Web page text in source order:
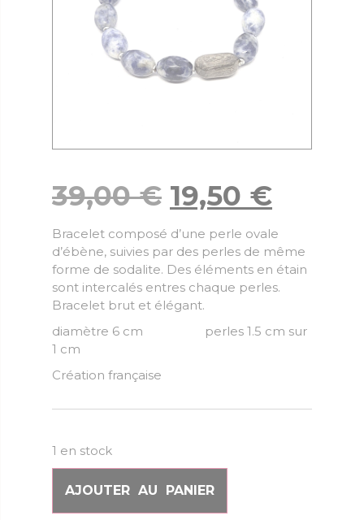
39,00€ 19,50 €
Bracelet composé d’une perle ovale
d’ébène, suivies par des perles de même
forme de sodalite. Des éléments en étain
sont intercalés entres chaque perles.
Bracelet brut et élégant.
diamètre 6 cm perles 1.5 cm sur
1 cm
Création française
1 en stock
AJOUTER AU PANIER